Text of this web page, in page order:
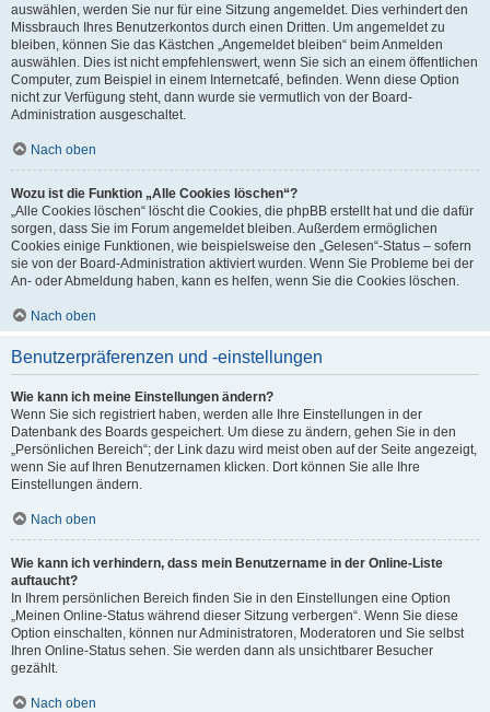
auswählen, werden Sie nur für eine Sitzung angemeldet. Dies verhindert den
Missbrauch Ihres Benutzerkontos durch einen Dritten. Um angemeldet zu
bleiben, können Sie das Kästchen „Angemeldet bleiben“ beim Anmelden
auswählen. Dies ist nicht empfehlenswert, wenn Sie sich an einem öffentlichen
Computer, zum Beispiel in einem Internetcafé, befinden. Wenn diese Option
nicht zur Verfügung steht, dann wurde sie vermutlich von der Board-
Administration ausgeschaltet.
Nach oben
Wozu ist die Funktion „Alle Cookies löschen“?
„Alle Cookies löschen“ löscht die Cookies, die phpBB erstellt hat und die dafür
sorgen, dass Sie im Forum angemeldet bleiben. Außerdem ermöglichen
Cookies einige Funktionen, wie beispielsweise den „Gelesen“-Status – sofern
sie von der Board-Administration aktiviert wurden. Wenn Sie Probleme bei der
An- oder Abmeldung haben, kann es helfen, wenn Sie die Cookies löschen.
Nach oben
Benutzerpräferenzen und -einstellungen
Wie kann ich meine Einstellungen ändern?
Wenn Sie sich registriert haben, werden alle Ihre Einstellungen in der
Datenbank des Boards gespeichert. Um diese zu ändern, gehen Sie in den
„Persönlichen Bereich“; der Link dazu wird meist oben auf der Seite angezeigt,
wenn Sie auf Ihren Benutzernamen klicken. Dort können Sie alle Ihre
Einstellungen ändern.
Nach oben
Wie kann ich verhindern, dass mein Benutzername in der Online-Liste
auftaucht?
In Ihrem persönlichen Bereich finden Sie in den Einstellungen eine Option
„Meinen Online-Status während dieser Sitzung verbergen“. Wenn Sie diese
Option einschalten, können nur Administratoren, Moderatoren und Sie selbst
Ihren Online-Status sehen. Sie werden dann als unsichtbarer Besucher
gezählt.
Nach oben